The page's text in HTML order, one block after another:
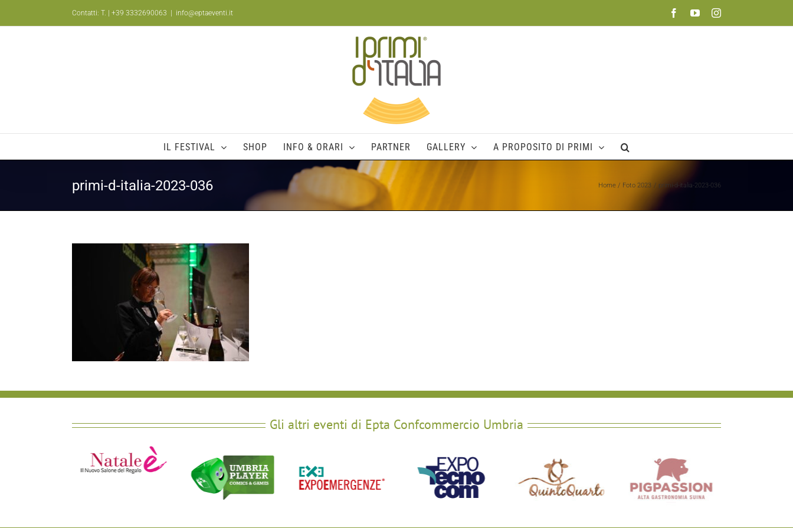
Contatti: T. | +39 3332690063 info@eptaeventi.it FacebookYouTubeInstagram
IL FESTIVAL SHOP INFO & ORARI PARTNER GALLERY A PROPOSITO DI PRIMI
primi-d-italia-2023-036 Home Foto 2023 primi-d-italia-2023-036
Gli altri eventi di Epta Confcommercio Umbria